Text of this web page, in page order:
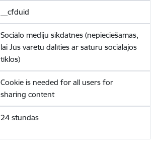
__cfduid
Sociālo mediju sīkdatnes (nepieciešamas,
lai Jūs varētu dalīties ar saturu sociālajos
tīklos)
Cookie is needed for all users for
sharing content
24 stundas